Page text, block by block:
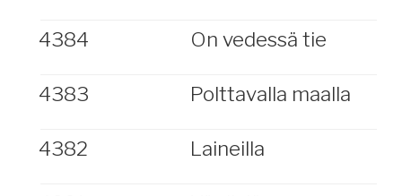
4384 On vedessä tie
4383 Polttavalla maalla
4382 Laineilla